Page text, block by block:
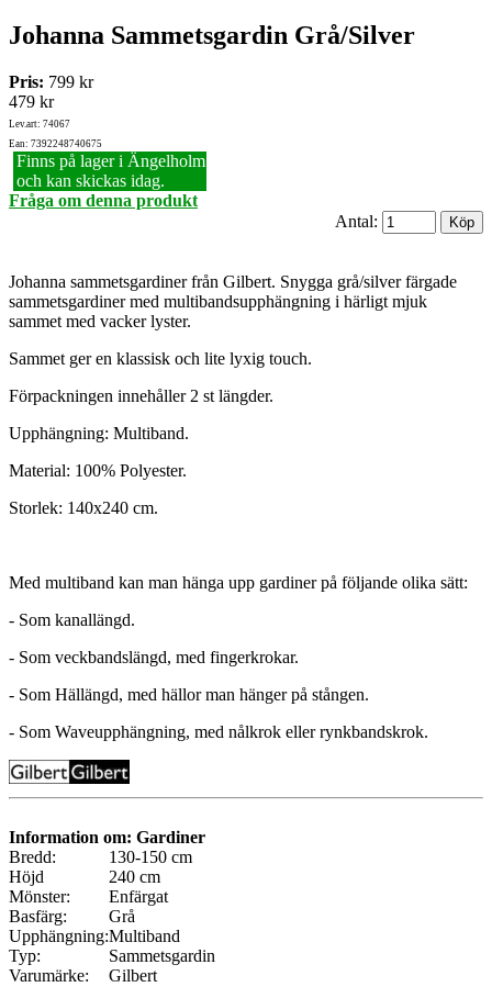
Johanna Sammetsgardin Grå/Silver
Pris: 799 kr
479 kr
Lev.art: 74067
Ean: 7392248740675
Finns på lager i Ängelholm
och kan skickas idag.
Fråga om denna produkt
Antal:
Johanna sammetsgardiner från Gilbert. Snygga grå/silver färgade
sammetsgardiner med multibandsupphängning i härligt mjuk
sammet med vacker lyster.
Sammet ger en klassisk och lite lyxig touch.
Förpackningen innehåller 2 st längder.
Upphängning: Multiband.
Material: 100% Polyester.
Storlek: 140x240 cm.
Med multiband kan man hänga upp gardiner på följande olika sätt:
- Som kanallängd.
- Som veckbandslängd, med fingerkrokar.
- Som Hällängd, med hällor man hänger på stången.
- Som Waveupphängning, med nålkrok eller rynkbandskrok.
Information om: Gardiner
Bredd:
130-150 cm
Höjd
240 cm
Mönster:
Enfärgat
Basfärg:
Grå
Upphängning:Multiband
Typ:
Sammetsgardin
Varumärke:
Gilbert